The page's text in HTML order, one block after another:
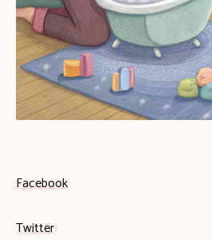
Facebook
Twitter